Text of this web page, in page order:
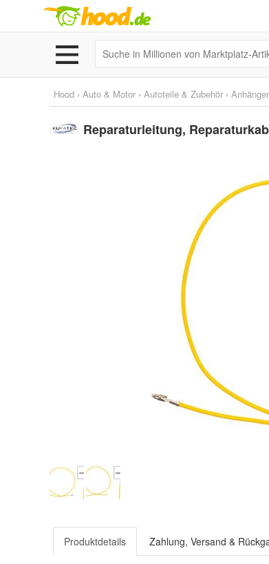
Hood › Auto & Motor › Autoteile & Zubehör ›
Reparaturleitung,
Produktdetails Zahlung, Versand &